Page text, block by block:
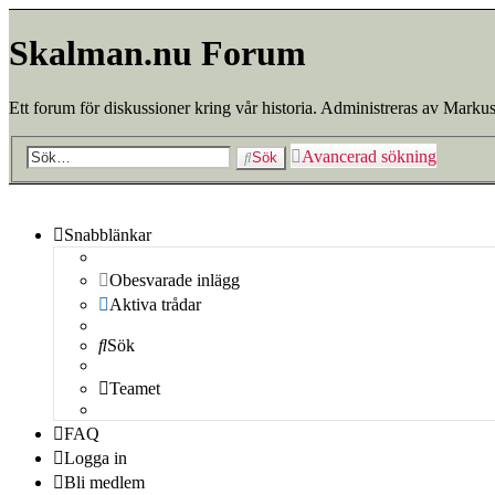
Skalman.nu Forum
Ett forum för diskussioner kring vår historia. Administreras av
Sök Avancerad sökning
Snabblänkar
Obesvarade inlägg
Aktiva trådar
Sök
Teamet
FAQ
Logga in
Bli medlem